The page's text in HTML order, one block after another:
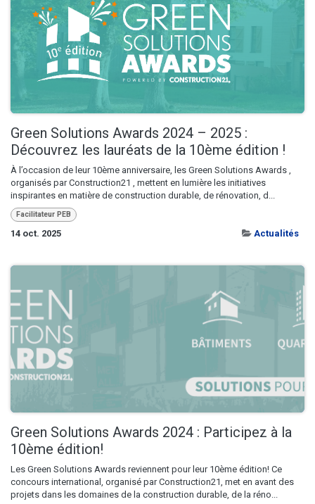
Green Solutions Awards 2024 – 2025 :
Découvrez les lauréats de la 10ème édition !
À l’occasion de leur 10ème anniversaire, les Green Solutions Awards ,
organisés par Construction21 , mettent en lumière les initiatives
inspirantes en matière de construction durable, de rénovation, d...
Facilitateur PEB
14 oct. 2025 Actualités
Green Solutions Awards 2024 : Participez à la
10ème édition!
Les Green Solutions Awards reviennent pour leur 10ème édition! Ce
concours international, organisé par Construction21, met en avant des
projets dans les domaines de la construction durable, de la réno...